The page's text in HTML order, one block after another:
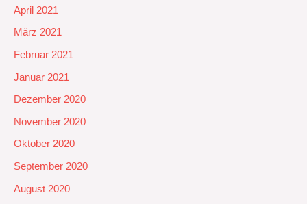
April 2021
März 2021
Februar 2021
Januar 2021
Dezember 2020
November 2020
Oktober 2020
September 2020
August 2020